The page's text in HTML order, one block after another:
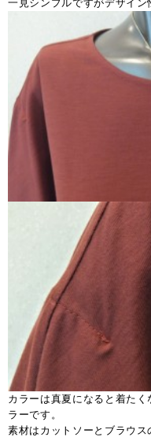
一見シンプルですがデザイ
カラーは真夏になると着た
ラーです。
素材はカットソーとブラウス